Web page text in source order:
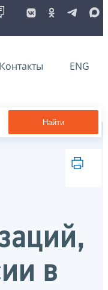
Контакты ENG
Найти
в